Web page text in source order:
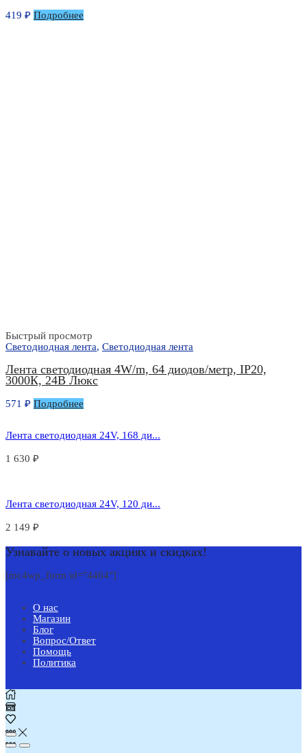
419 ₽ Подробнее
Быстрый просмотр
Светодиодная лента, Светодиодная лента
Лента светодиодная 4W/m, 64 диодов/метр, IP20,
3000К, 24В Люкс
571 ₽ Подробнее
Лента светодиодная 24V, 168 ди...
1 630 ₽
Лента светодиодная 24V, 120 ди...
2 149 ₽
Узнавайте о новых акциях и скидках!
[mc4wp_form id="4464"]
О нас
Магазин
Блог
Вопрос/Ответ
Помощь
Политика